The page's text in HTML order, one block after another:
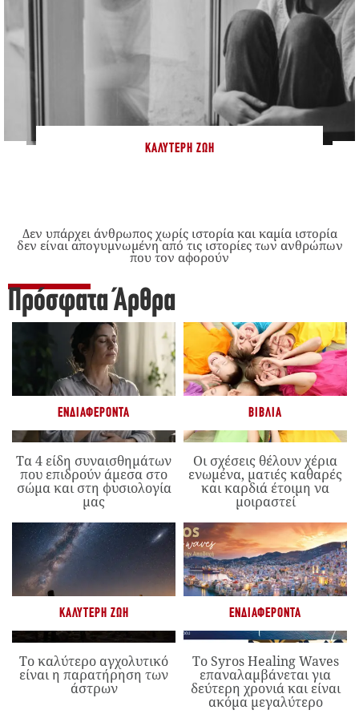
ΚΑΛΎΤΕΡΗ ΖΩΉ
Δεν υπάρχει άνθρωπος χωρίς ιστορία και καμία ιστορία
δεν είναι απογυμνωμένη από τις ιστορίες των ανθρώπων
που τον αφορούν
Πρόσφατα Άρθρα
ΕΝΔΙΑΦΈΡΟΝΤΑ
Τα 4 είδη συναισθημάτων
που επιδρούν άμεσα στο
σώμα και στη φυσιολογία
μας
ΒΙΒΛΊΑ
Οι σχέσεις θέλουν χέρια
ενωμένα, ματιές καθαρές
και καρδιά έτοιμη να
μοιραστεί
ΚΑΛΎΤΕΡΗ ΖΩΉ
Το καλύτερο αγχολυτικό
είναι η παρατήρηση των
άστρων
ΕΝΔΙΑΦΈΡΟΝΤΑ
Το Syros Healing Waves
επαναλαμβάνεται για
δεύτερη χρονιά και είναι
ακόμα μεγαλύτερο